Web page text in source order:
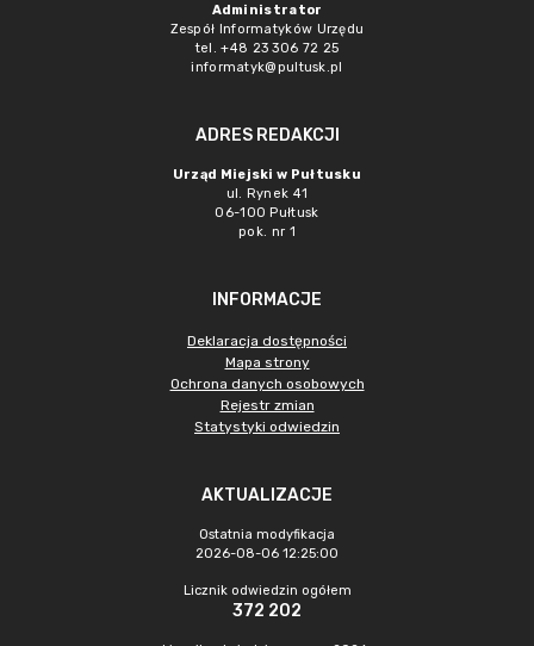
Administrator
Zespół Informatyków Urzędu
tel. +48 23 306 72 25
informatyk@pultusk.pl
ADRES REDAKCJI
Urząd Miejski w Pułtusku
ul. Rynek 41
06-100 Pułtusk
pok. nr 1
INFORMACJE
Deklaracja dostępności
Mapa strony
Ochrona danych osobowych
Rejestr zmian
Statystyki odwiedzin
AKTUALIZACJE
Ostatnia modyfikacja
2026-08-06 12:25:00
Licznik odwiedzin ogółem
372 202